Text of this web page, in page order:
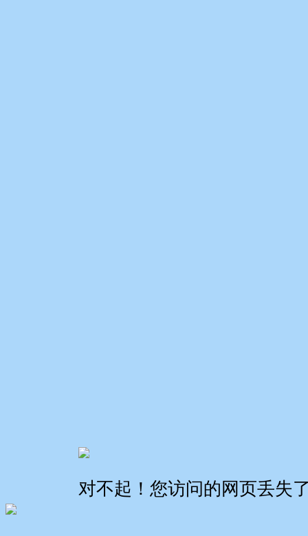
对不起！您访问的网页丢失